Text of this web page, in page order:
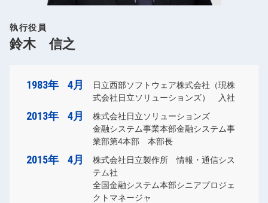
執行役員
鈴木 信之
1983年 4月
日立西部ソフトウェア株式会社（現株
式会社日立ソリューションズ） 入社
2013年 4月
株式会社日立ソリューションズ
金融システム事業本部金融システム事
業部第4本部 本部長
2015年 4月
株式会社日立製作所 情報・通信シス
テム社
全国金融システム本部シニアプロジェ
クトマネージャ